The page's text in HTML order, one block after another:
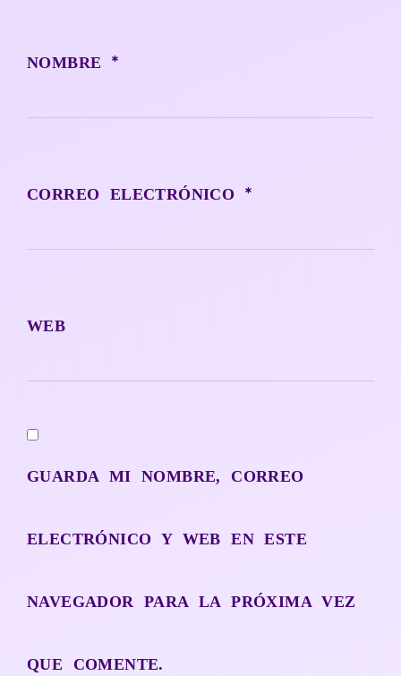
NOMBRE *
CORREO ELECTRÓNICO *
WEB
GUARDA MI NOMBRE, CORREO
ELECTRÓNICO Y WEB EN ESTE
NAVEGADOR PARA LA PRÓXIMA VEZ
QUE COMENTE.